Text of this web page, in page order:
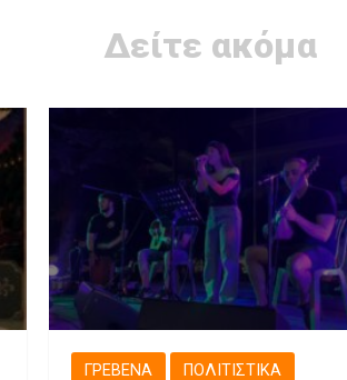
Δείτε ακόμα
ΓΡΕΒΕΝΆ ΠΟΛΙΤΙΣΤΙΚΆ